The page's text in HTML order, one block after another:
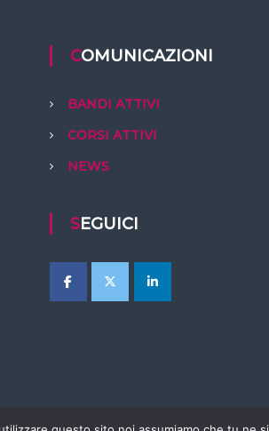
COMUNICAZIONI
BANDI ATTIVI
CORSI ATTIVI
NEWS
SEGUICI